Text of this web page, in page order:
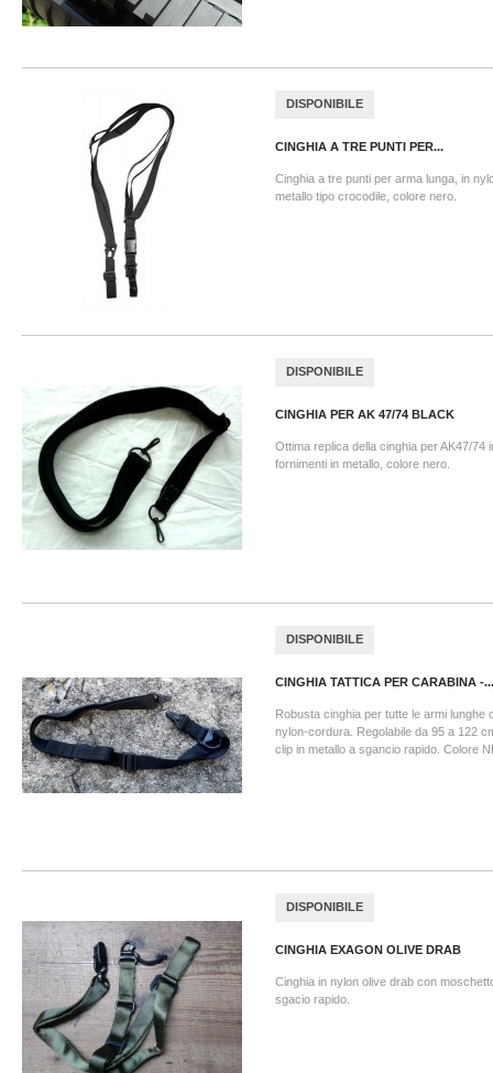
DISPONIBILE
CINGHIA A TRE PUNTI PER...
Cinghia a tre punti per arma lunga, in
metallo tipo crocodile, colore nero.
DISPONIBILE
CINGHIA PER AK 47/74 BLACK
Ottima replica della cinghia per AK47/74
fornimenti in metallo, colore nero.
DISPONIBILE
CINGHIA TATTICA PER CARABINA -...
Robusta cinghia per tutte le armi lunghe
nylon-cordura. Regolabile da 95 a 122
clip in metallo a sgancio rapido. Colore
DISPONIBILE
CINGHIA EXAGON OLIVE DRAB
Cinghia in nylon olive drab con
sgacio rapido.